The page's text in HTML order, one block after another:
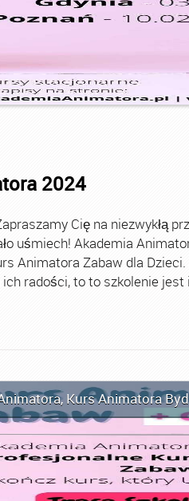
2024
Cię na niezwykłą
uśmiech! Akademia
Animatora Zabaw dla
radości, to to szkolenie jest
, Kurs Animatora